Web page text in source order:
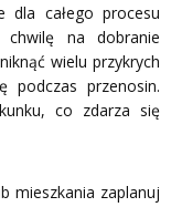
dla całego procesu
na dobranie
wielu przykrych
podczas przenosin.
co zdarza się
mieszkania zaplanuj